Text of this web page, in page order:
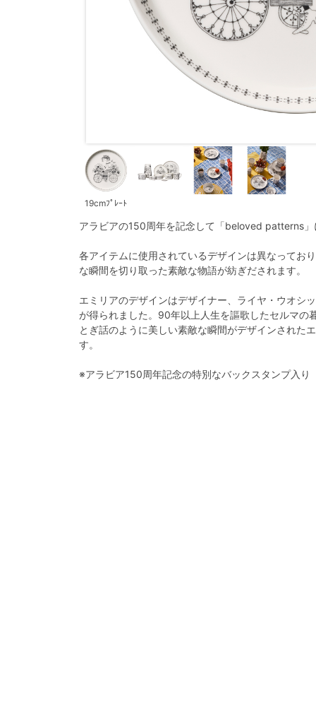
19cmﾌﾟﾚｰﾄ
アラビアの150周年を記念して「beloved patterns
各アイテムに使用されているデザインは異なってお
な瞬間を切り取った素敵な物語が紡ぎだされます。
エミリアのデザインはデザイナー、ライヤ・ウオシ
が得られました。90年以上人生を謳歌したセルマの
とぎ話のように美しい素敵な瞬間がデザインされた
す。
※アラビア150周年記念の特別なバックスタンプ入り